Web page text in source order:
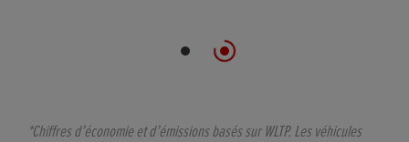
*Chiffres d’économie et d’émissions basés sur WLTP. Les véhicules